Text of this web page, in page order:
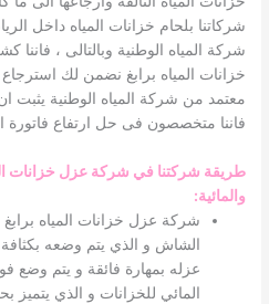
شركاتنا بلحام خزانات المياه داخل
شركة المياه الوطنية وبالتالى ،
خزانات المياه برابغ نضمن لك استرجاع
معتمد من شركة المياه الوطنية يثبت
فاننا متخصصون فى حل ارتفاع فاتورة
طريقة شركتنا في شركة عزل خزانات
والمائية:
شركة عزل خزانات المياه
الشاش و الذي يتم وضعه
عزله بمهارة فائقة و يتم وضع
المائي للخزانات و الذي يتميز